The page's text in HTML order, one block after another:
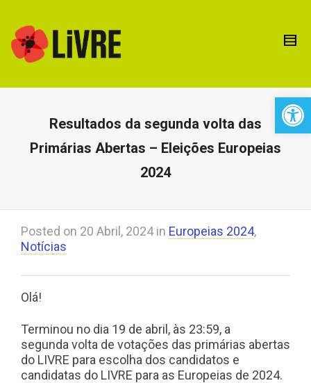
Resultados da segunda volta das
Primárias Abertas – Eleições Europeias
2024
Posted on 20 Abril, 2024in Europeias 2024,
Notícias
Olá!
Terminou no dia 19 de abril, às 23:59, a
segunda volta de votações das primárias abertas
do LIVRE para escolha dos candidatos e
candidatas do LIVRE para as Europeias de 2024.